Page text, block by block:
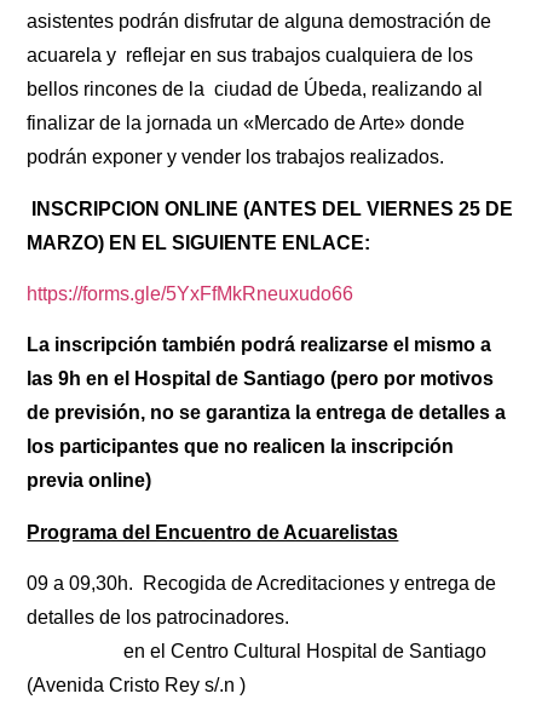
asistentes podrán disfrutar de alguna demostración de
acuarela y reflejar en sus trabajos cualquiera de los
bellos rincones de la ciudad de Úbeda, realizando al
finalizar de la jornada un «Mercado de Arte» donde
podrán exponer y vender los trabajos realizados.
INSCRIPCION ONLINE (ANTES DEL VIERNES 25 DE
MARZO) EN EL SIGUIENTE ENLACE:
https://forms.gle/5YxFfMkRneuxudo66
La inscripción también podrá realizarse el mismo a
las 9h en el Hospital de Santiago (pero por motivos
de previsión, no se garantiza la entrega de detalles a
los participantes que no realicen la inscripción
previa online)
Programa del Encuentro de Acuarelistas
09 a 09,30h. Recogida de Acreditaciones y entrega de
detalles de los patrocinadores.
en el Centro Cultural Hospital de Santiago
(Avenida Cristo Rey s/.n )